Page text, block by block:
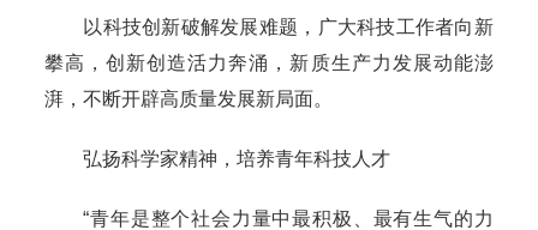
以科技创新破解发展难题，广大科技工作者向新
攀高，创新创造活力奔涌，新质生产力发展动能澎
湃，不断开辟高质量发展新局面。
弘扬科学家精神，培养青年科技人才
“青年是整个社会力量中最积极、最有生气的力